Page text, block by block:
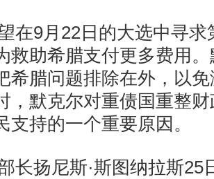
在9月22日的大选中寻
救助希腊支付更多费用
希腊问题排除在外，以
，默克尔对重债国重整
支持的一个重要原因。
长扬尼斯·斯图纳拉斯25